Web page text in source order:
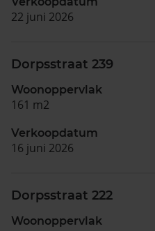
22 juni 2026
Dorpsstraat 239
Woonoppervlak
161 m2
Verkoopdatum
16 juni 2026
Dorpsstraat 222
Woonoppervlak